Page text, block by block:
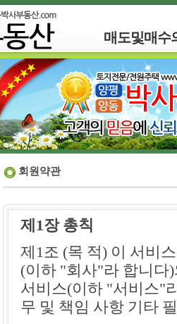
매도및매수
회원약관
제1장 총칙
제1조 (목 적) 이 서비
(이하 "회사"라 합니다
서비스(이하 "서비스"
무 및 책임 사항 기타